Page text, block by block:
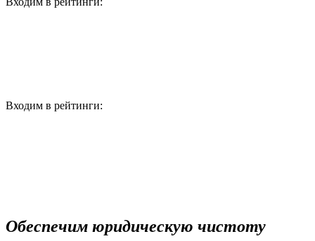
Входим в рейтинги:
Обеспечим юридическую чистоту